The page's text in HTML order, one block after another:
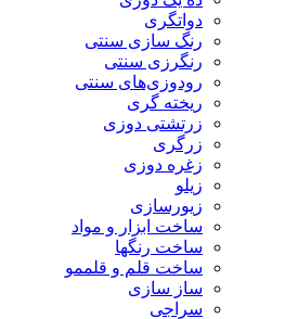
دواتگری
رنگ سازی سنتی
رنگرزی سنتی
رودوزی‌های سنتی
ریخته گری
زرتشتی دوزی
زرگری
زغره دوزی
زیلو
زیورسازی
ساخت ابزار و مواد
ساخت رنگها
ساخت قلم و قلممو
ساز سازی
سراجی